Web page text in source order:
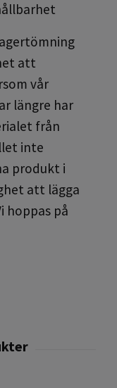
att
vår
längre har
från
inte
produkt i
att lägga
hoppas på